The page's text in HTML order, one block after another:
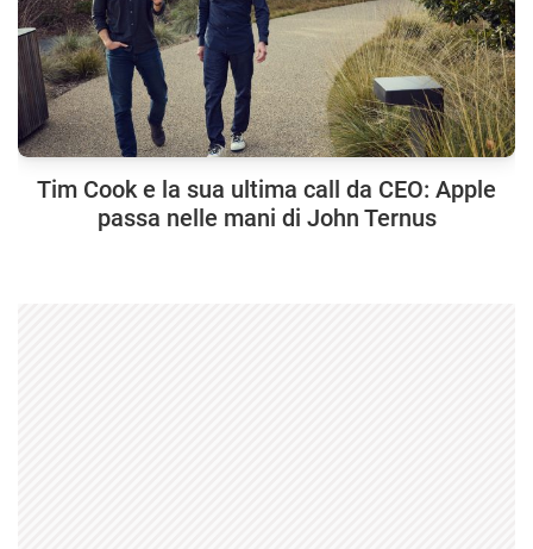
Tim Cook e la sua ultima call da CEO: Apple
passa nelle mani di John Ternus